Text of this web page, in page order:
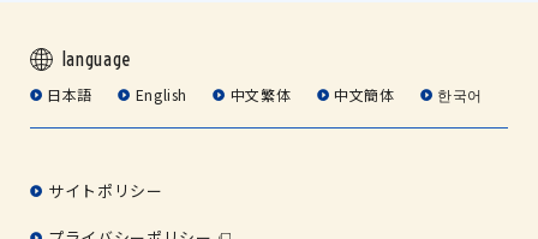
language
日本語 English 中文繁体 中文簡体 한국어
サイトポリシー